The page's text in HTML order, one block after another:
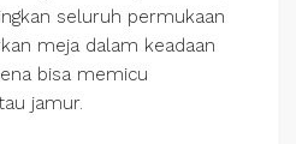
seluruh permukaan
meja dalam keadaan
bisa memicu
jamur.